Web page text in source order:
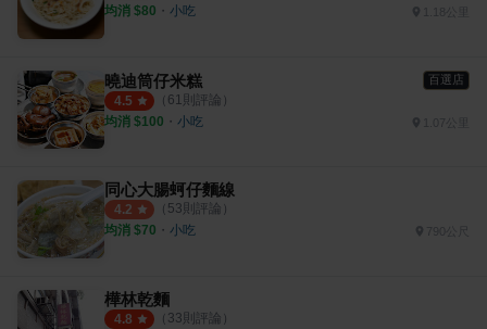
均消 $80 ・ 小吃
曉迪筒仔米糕 百選店
4.5 （ 61則評論）
均消 $100 ・ 小吃
同心大腸蚵仔麵線
4.2 （ 53則評論）
均消 $70 ・ 小吃
樺林乾麵
4.8 （ 33則評論）